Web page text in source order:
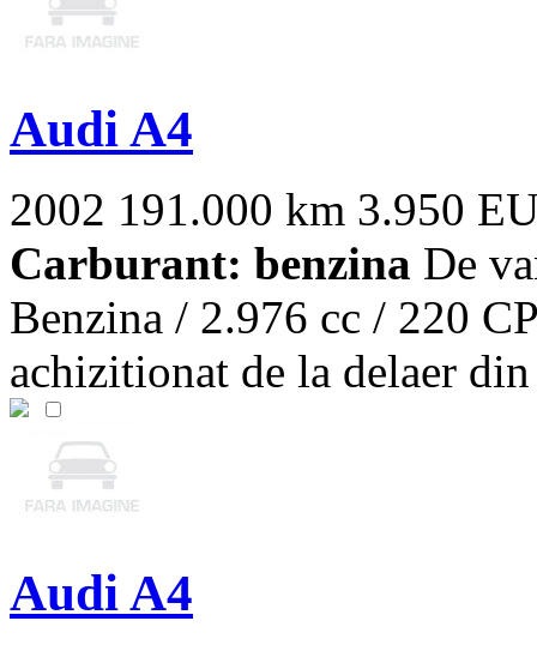
Audi A4
2002 191.000 km 3.950
Carburant: benzina De
Benzina / 2.976 cc / 220
achizitionat de la delaer
Audi A4